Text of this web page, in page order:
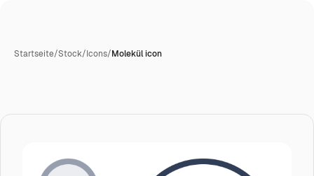
Startseite/Stock/Icons/Molekül icon